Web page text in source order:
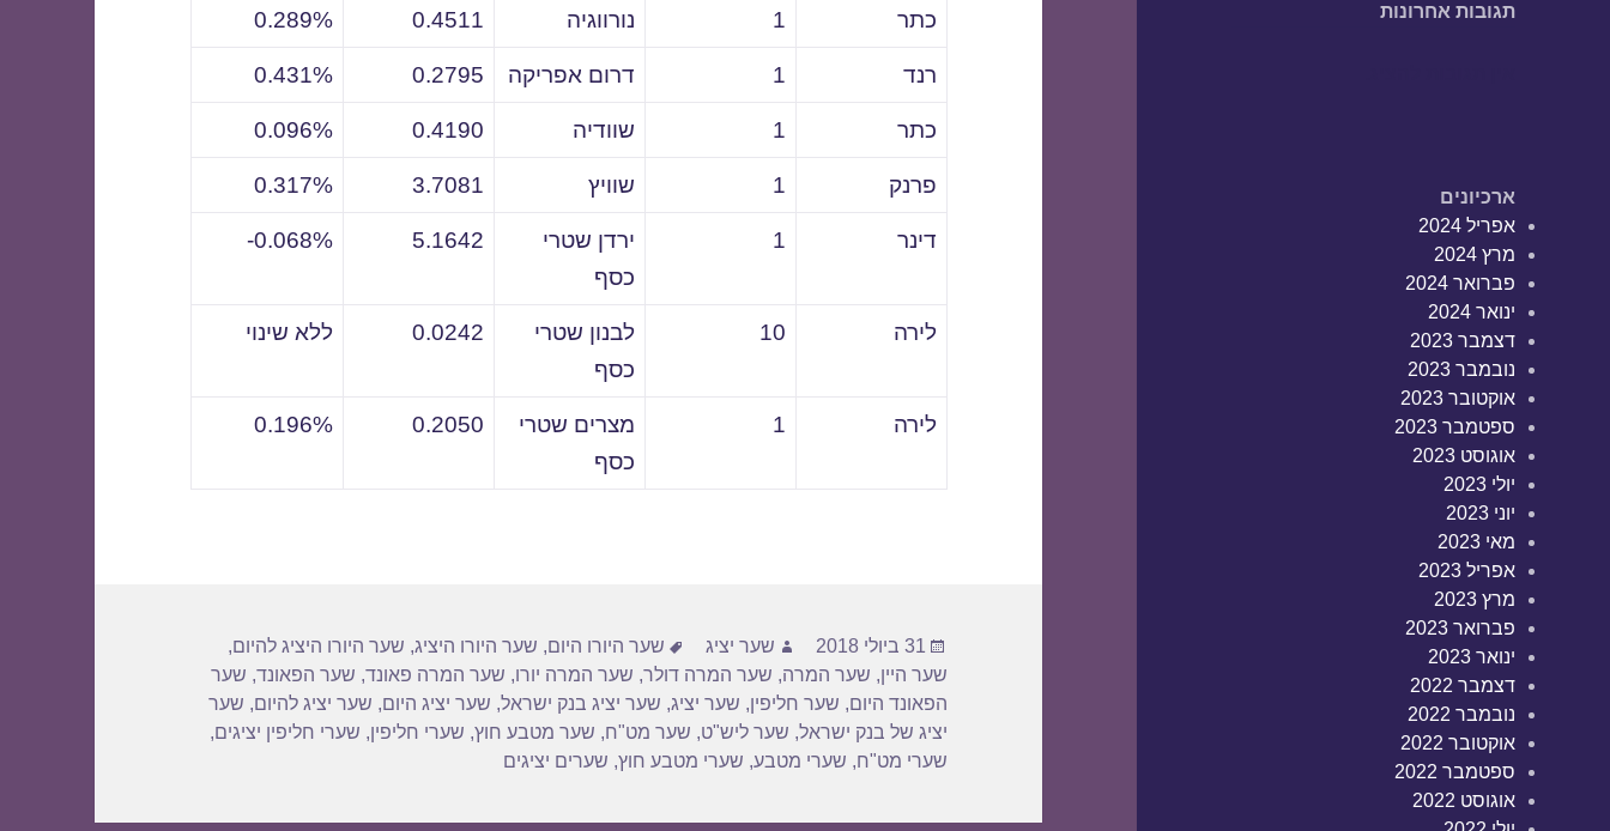
תגובות אחרונות
ארכיונים
אפריל 2024
מרץ 2024
פברואר 2024
ינואר 2024
דצמבר 2023
נובמבר 2023
אוקטובר 2023
ספטמבר 2023
אוגוסט 2023
יולי 2023
יוני 2023
מאי 2023
אפריל 2023
מרץ 2023
פברואר 2023
ינואר 2023
דצמבר 2022
נובמבר 2022
אוקטובר 2022
ספטמבר 2022
אוגוסט 2022
כתר 1 נורווגיה 0.4511
0.289%
רנד 1 דרום אפריקה 0.2795
0.431%
כתר 1 שוודיה 0.4190
0.096%
פרנק 1 שוויץ 3.7081
0.317%
דינר 1
ירדן שטרי
כסף
5.1642
0.068%-
לירה 10
לבנון שטרי
כסף
0.0242 ללא שינוי
לירה 1
מצרים שטרי
כסף
0.2050
0.196%
פורסם
בתאריך
31 ביולי 2018 מחבר
שער יציג תגיות
שער היורו היום, שער היורו היציג, שער היורו היציג להיום,
שער היין, שער המרה, שער המרה דולר, שער המרה יורו, שער המרה פאונד, שער הפאונד, שער
הפאונד היום, שער חליפין, שער יציג, שער יציג בנק ישראל, שער יציג היום, שער יציג להיום, שער
יציג של בנק ישראל, שער ליש"ט, שער מט"ח, שער מטבע חוץ, שערי חליפין, שערי חליפין יציגים,
שערי מט"ח, שערי מטבע, שערי מטבע חוץ, שערים יציגים